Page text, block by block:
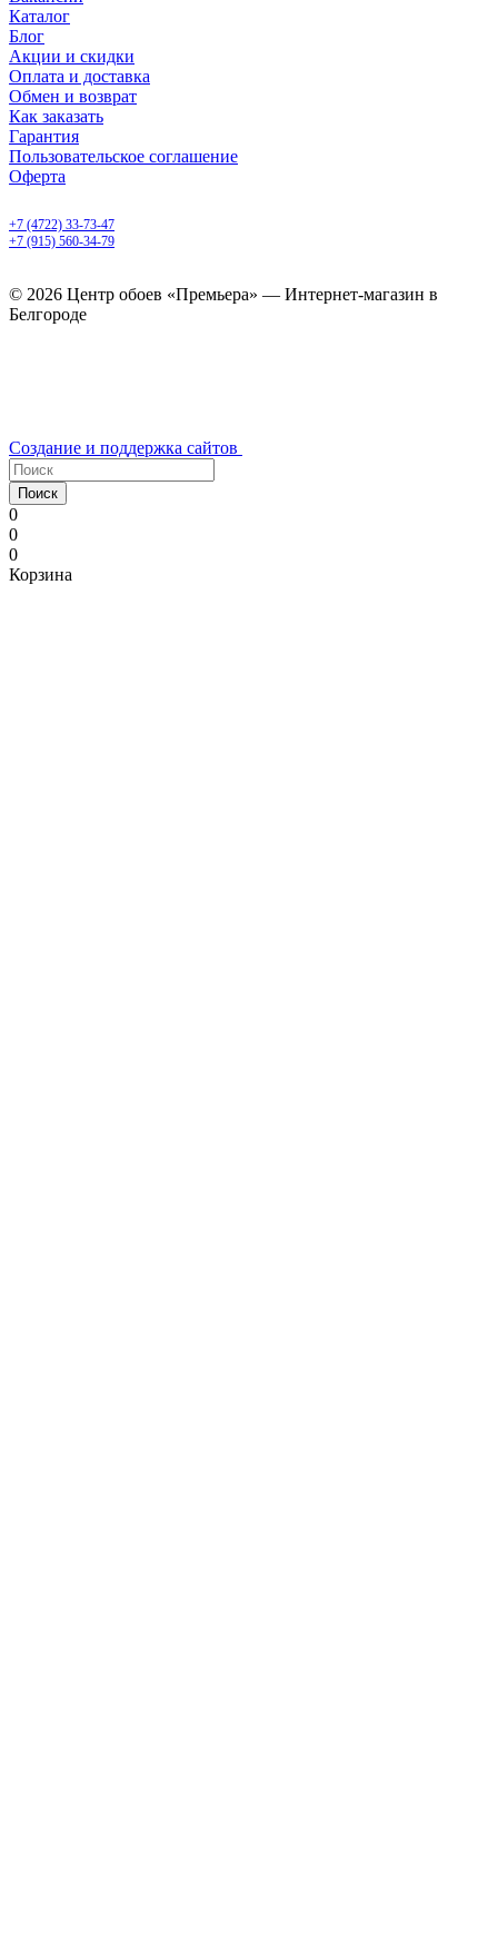
Каталог
Блог
Акции и скидки
Оплата и доставка
Обмен и возврат
Как заказать
Гарантия
Пользовательское соглашение
Оферта
+7 (4722) 33-73-47
+7 (915) 560-34-79
© 2026 Центр обоев «Премьера» — Интернет-магазин в
Белгороде
Создание и поддержка сайтов
Поиск
0
0
0
Корзина